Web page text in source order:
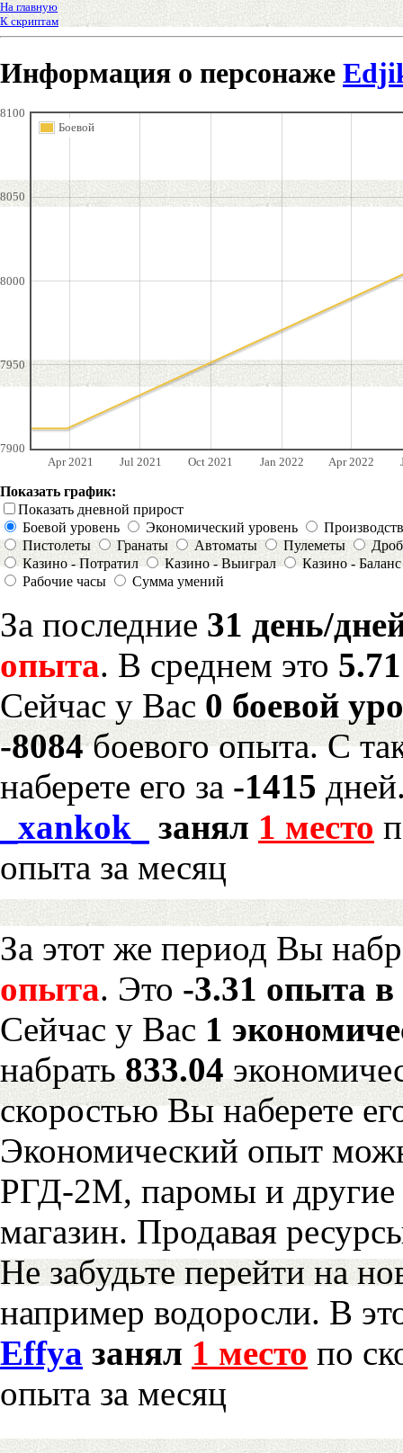
На главную
К скриптам
Информация о персонаже
Apr 2021 Jul 2021 Oct 2021 Jan 2022 Apr 2022
7900
7950
8000
8050
8100
Боевой
Показать график:
Показать дневной прирост
Боевой уровень
Экономический уровень
Пистолеты
Гранаты Автоматы Пулеметы
Казино - Потратил
Казино - Выиграл
Казино - Баланс
Рабочие часы
Сумма умений
За последние 31 день/
опыта. В среднем это
Сейчас у Вас 0 боевой
-8084боевого опыта. С
наберете его за -1415
_xankok_
занял 1 место
опыта за месяц
За этот же период Вы
опыта. Это -3.31 опыта в
Сейчас у Вас 1
набрать833.04
скоростью Вы наберете
Экономический опыт
РГД-2М, паромы и другие
магазин. Продавая
Не забудьте перейти на
например водоросли. В
Effya занял 1 место по
опыта за месяц